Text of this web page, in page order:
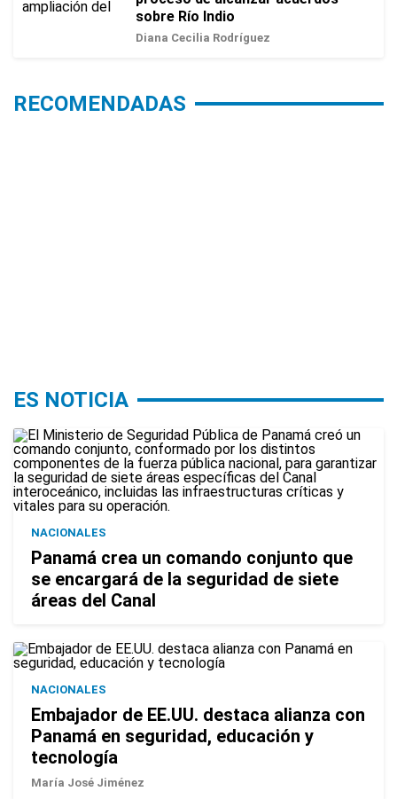
sobre Río Indio
Diana Cecilia Rodríguez
RECOMENDADAS
ES NOTICIA
NACIONALES
Panamá crea un comando conjunto que
se encargará de la seguridad de siete
áreas del Canal
NACIONALES
Embajador de EE.UU. destaca alianza con
Panamá en seguridad, educación y
tecnología
María José Jiménez